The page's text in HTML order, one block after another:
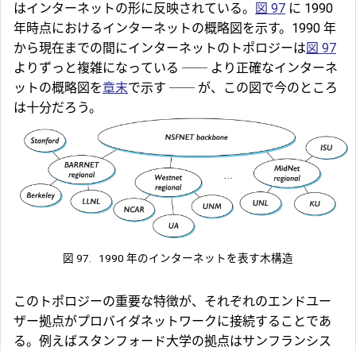
はインターネットの形に反映されている。
図 97 に 1990
年時点におけるインターネットの概略図を示す。1990 年
から現在までの間にインターネットのトポロジーは 図 97
よりずっと複雑になっている ── より正確なインターネ
ットの概略図を章末で示す ── が、この図で今のところ
は十分だろう。
図 97. 1990 年のインターネットを表す木構造
このトポロジーの重要な特徴が、それぞれのエンドユー
ザー拠点がプロバイダネットワークに接続することであ
る。例えばスタンフォード大学の拠点はサンフランシス